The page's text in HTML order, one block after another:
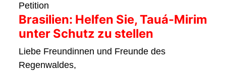
Petition
Brasilien: Helfen Sie, Tauá-Mirim
unter Schutz zu stellen
Liebe Freundinnen und Freunde des
Regenwaldes,